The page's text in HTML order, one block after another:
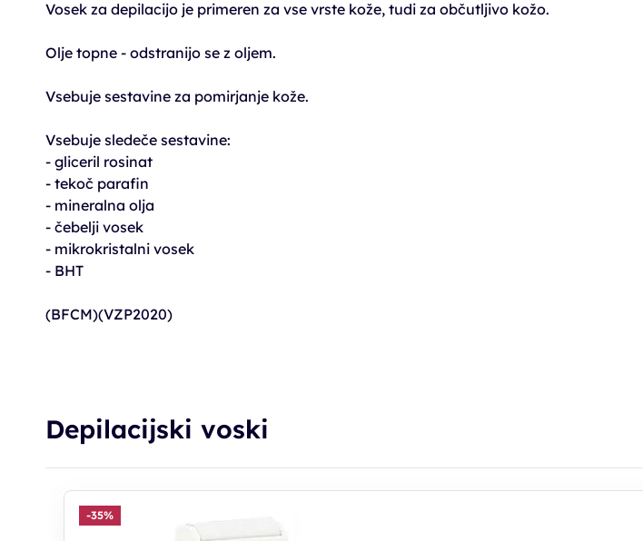
Vosek za depilacijo je primeren za vse vrste kože, tudi za občutljivo kožo.
Olje topne - odstranijo se z oljem.
Vsebuje sestavine za pomirjanje kože.
Vsebuje sledeče sestavine:
- gliceril rosinat
- tekoč parafin
- mineralna olja
- čebelji vosek
- mikrokristalni vosek
- BHT
(BFCM)(VZP2020)
Depilacijski voski
-35%